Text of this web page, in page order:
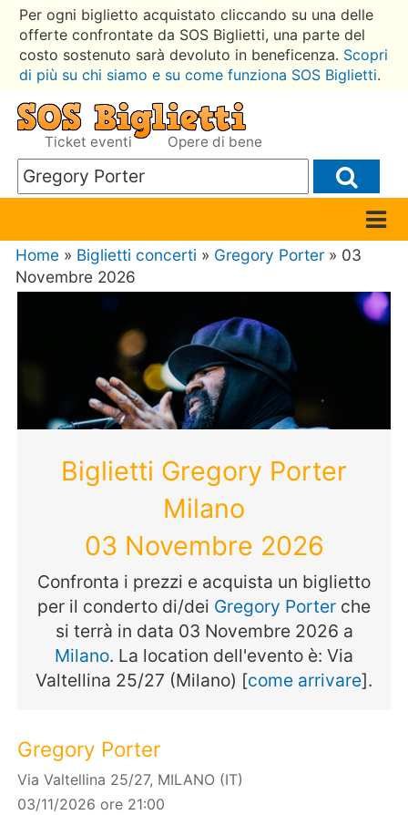
Per ogni biglietto acquistato cliccando su una delle
offerte confrontate da SOS Biglietti, una parte del
costo sostenuto sarà devoluto in beneficenza. Scopri
di più su chi siamo e su come funziona SOS Biglietti.
Ticket eventi Opere di bene
Home » Biglietti concerti » Gregory Porter » 03
Novembre 2026
Biglietti Gregory Porter
Milano
03 Novembre 2026
Confronta i prezzi e acquista un biglietto
per il conderto di/dei Gregory Porter che
si terrà in data 03 Novembre 2026 a
Milano. La location dell'evento è: Via
Valtellina 25/27 (Milano) [come arrivare].
Gregory Porter
Via Valtellina 25/27, MILANO (IT)
03/11/2026 ore 21:00